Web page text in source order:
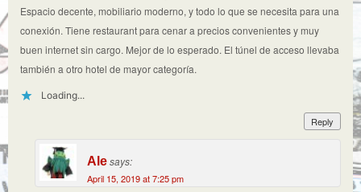
Espacio decente, mobiliario moderno, y todo lo que se necesita para una
conexión. Tiene restaurant para cenar a precios convenientes y muy
buen internet sin cargo. Mejor de lo esperado. El túnel de acceso llevaba
también a otro hotel de mayor categoría.
Loading...
Reply
Alesays:
April 15, 2019 at 7:25 pm